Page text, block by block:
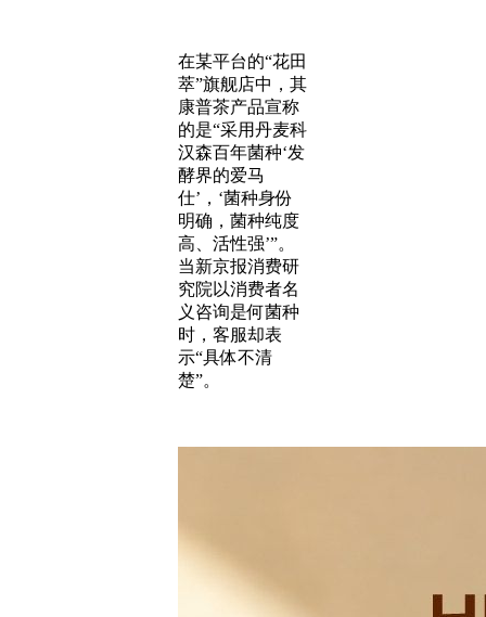
在某平台的“花田
萃”旗舰店中，其
康普茶产品宣称
的是“采用丹麦科
汉森百年菌种‘发
酵界的爱马
仕’，‘菌种身份
明确，菌种纯度
高、活性强’”。
当新京报消费研
究院以消费者名
义咨询是何菌种
时，客服却表
示“具体不清
楚”。